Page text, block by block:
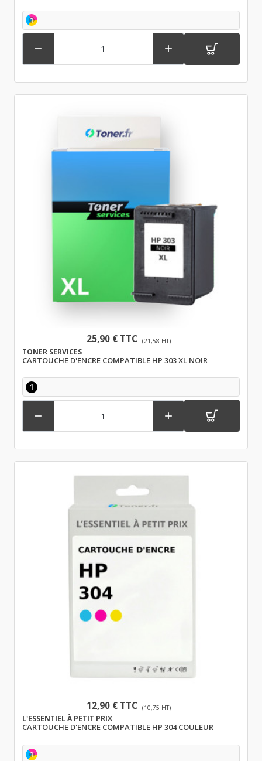
1
 
25,90 € TTC (21,58 HT)
TONER SERVICES
CARTOUCHE D'ENCRE COMPATIBLE HP 303 XL NOIR
1
 
12,90 € TTC (10,75 HT)
L'ESSENTIEL À PETIT PRIX
CARTOUCHE D'ENCRE COMPATIBLE HP 304 COULEUR
1